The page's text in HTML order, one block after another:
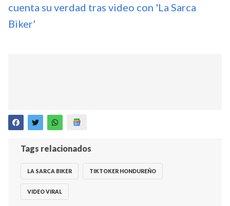
cuenta su verdad tras video con 'La Sarca
Biker'
Tags relacionados
LA SARCA BIKER TIKTOKER HONDUREÑO
VIDEO VIRAL